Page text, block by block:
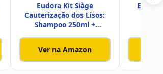
Eudora Kit Siàge
Cauterização dos Lisos:
Shampoo 250ml +
Ver na Amazon